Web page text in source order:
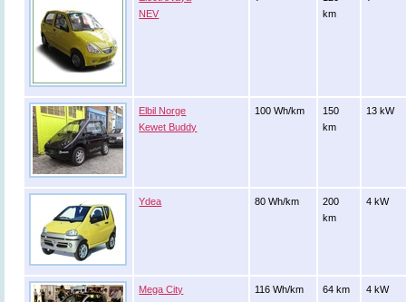
NEV
km
Elbil Norge
Kewet Buddy
100 Wh/km
150
km
13 kW
Ydea 80 Wh/km
200
km
4 kW
Mega City 116 Wh/km 64 km 4 kW